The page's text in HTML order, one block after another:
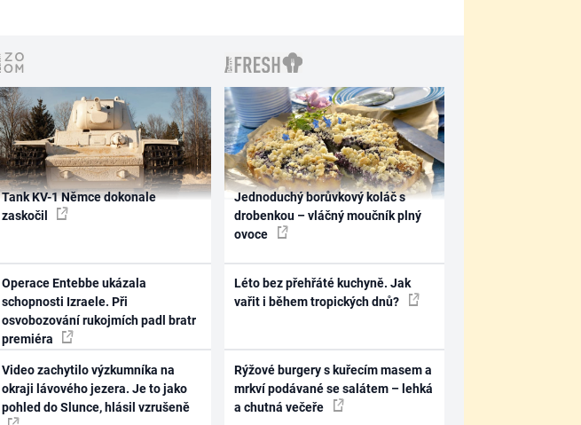
Tank KV-1 Němce dokonale
zaskočil
Operace Entebbe ukázala
schopnosti Izraele. Při
osvobozování rukojmích padl bratr
premiéra
Video zachytilo výzkumníka na
okraji lávového jezera. Je to jako
pohled do Slunce, hlásil vzrušeně
Jednoduchý borůvkový koláč s
drobenkou – vláčný moučník plný
ovoce
Léto bez přehřáté kuchyně. Jak
vařit i během tropických dnů?
Rýžové burgery s kuřecím masem a
mrkví podávané se salátem – lehká
a chutná večeře